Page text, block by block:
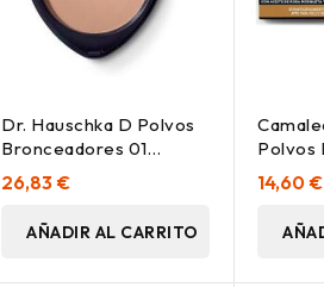
Dr. Hauschka D Polvos
Bronceadores 01
Bronze 10 2
26,83 €
AÑADIR AL CARRITO
Polvos
Sun-
14,60 €